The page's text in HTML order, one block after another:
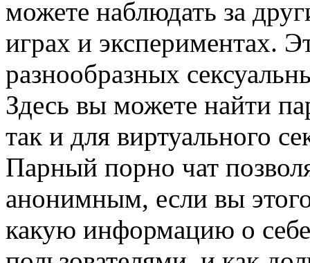
можете наблюдать за
играх и экспериментах.
разнообразных
Здесь вы можете найти
так и для виртуального
Парный порно чат
анонимным, если вы
какую информацию о